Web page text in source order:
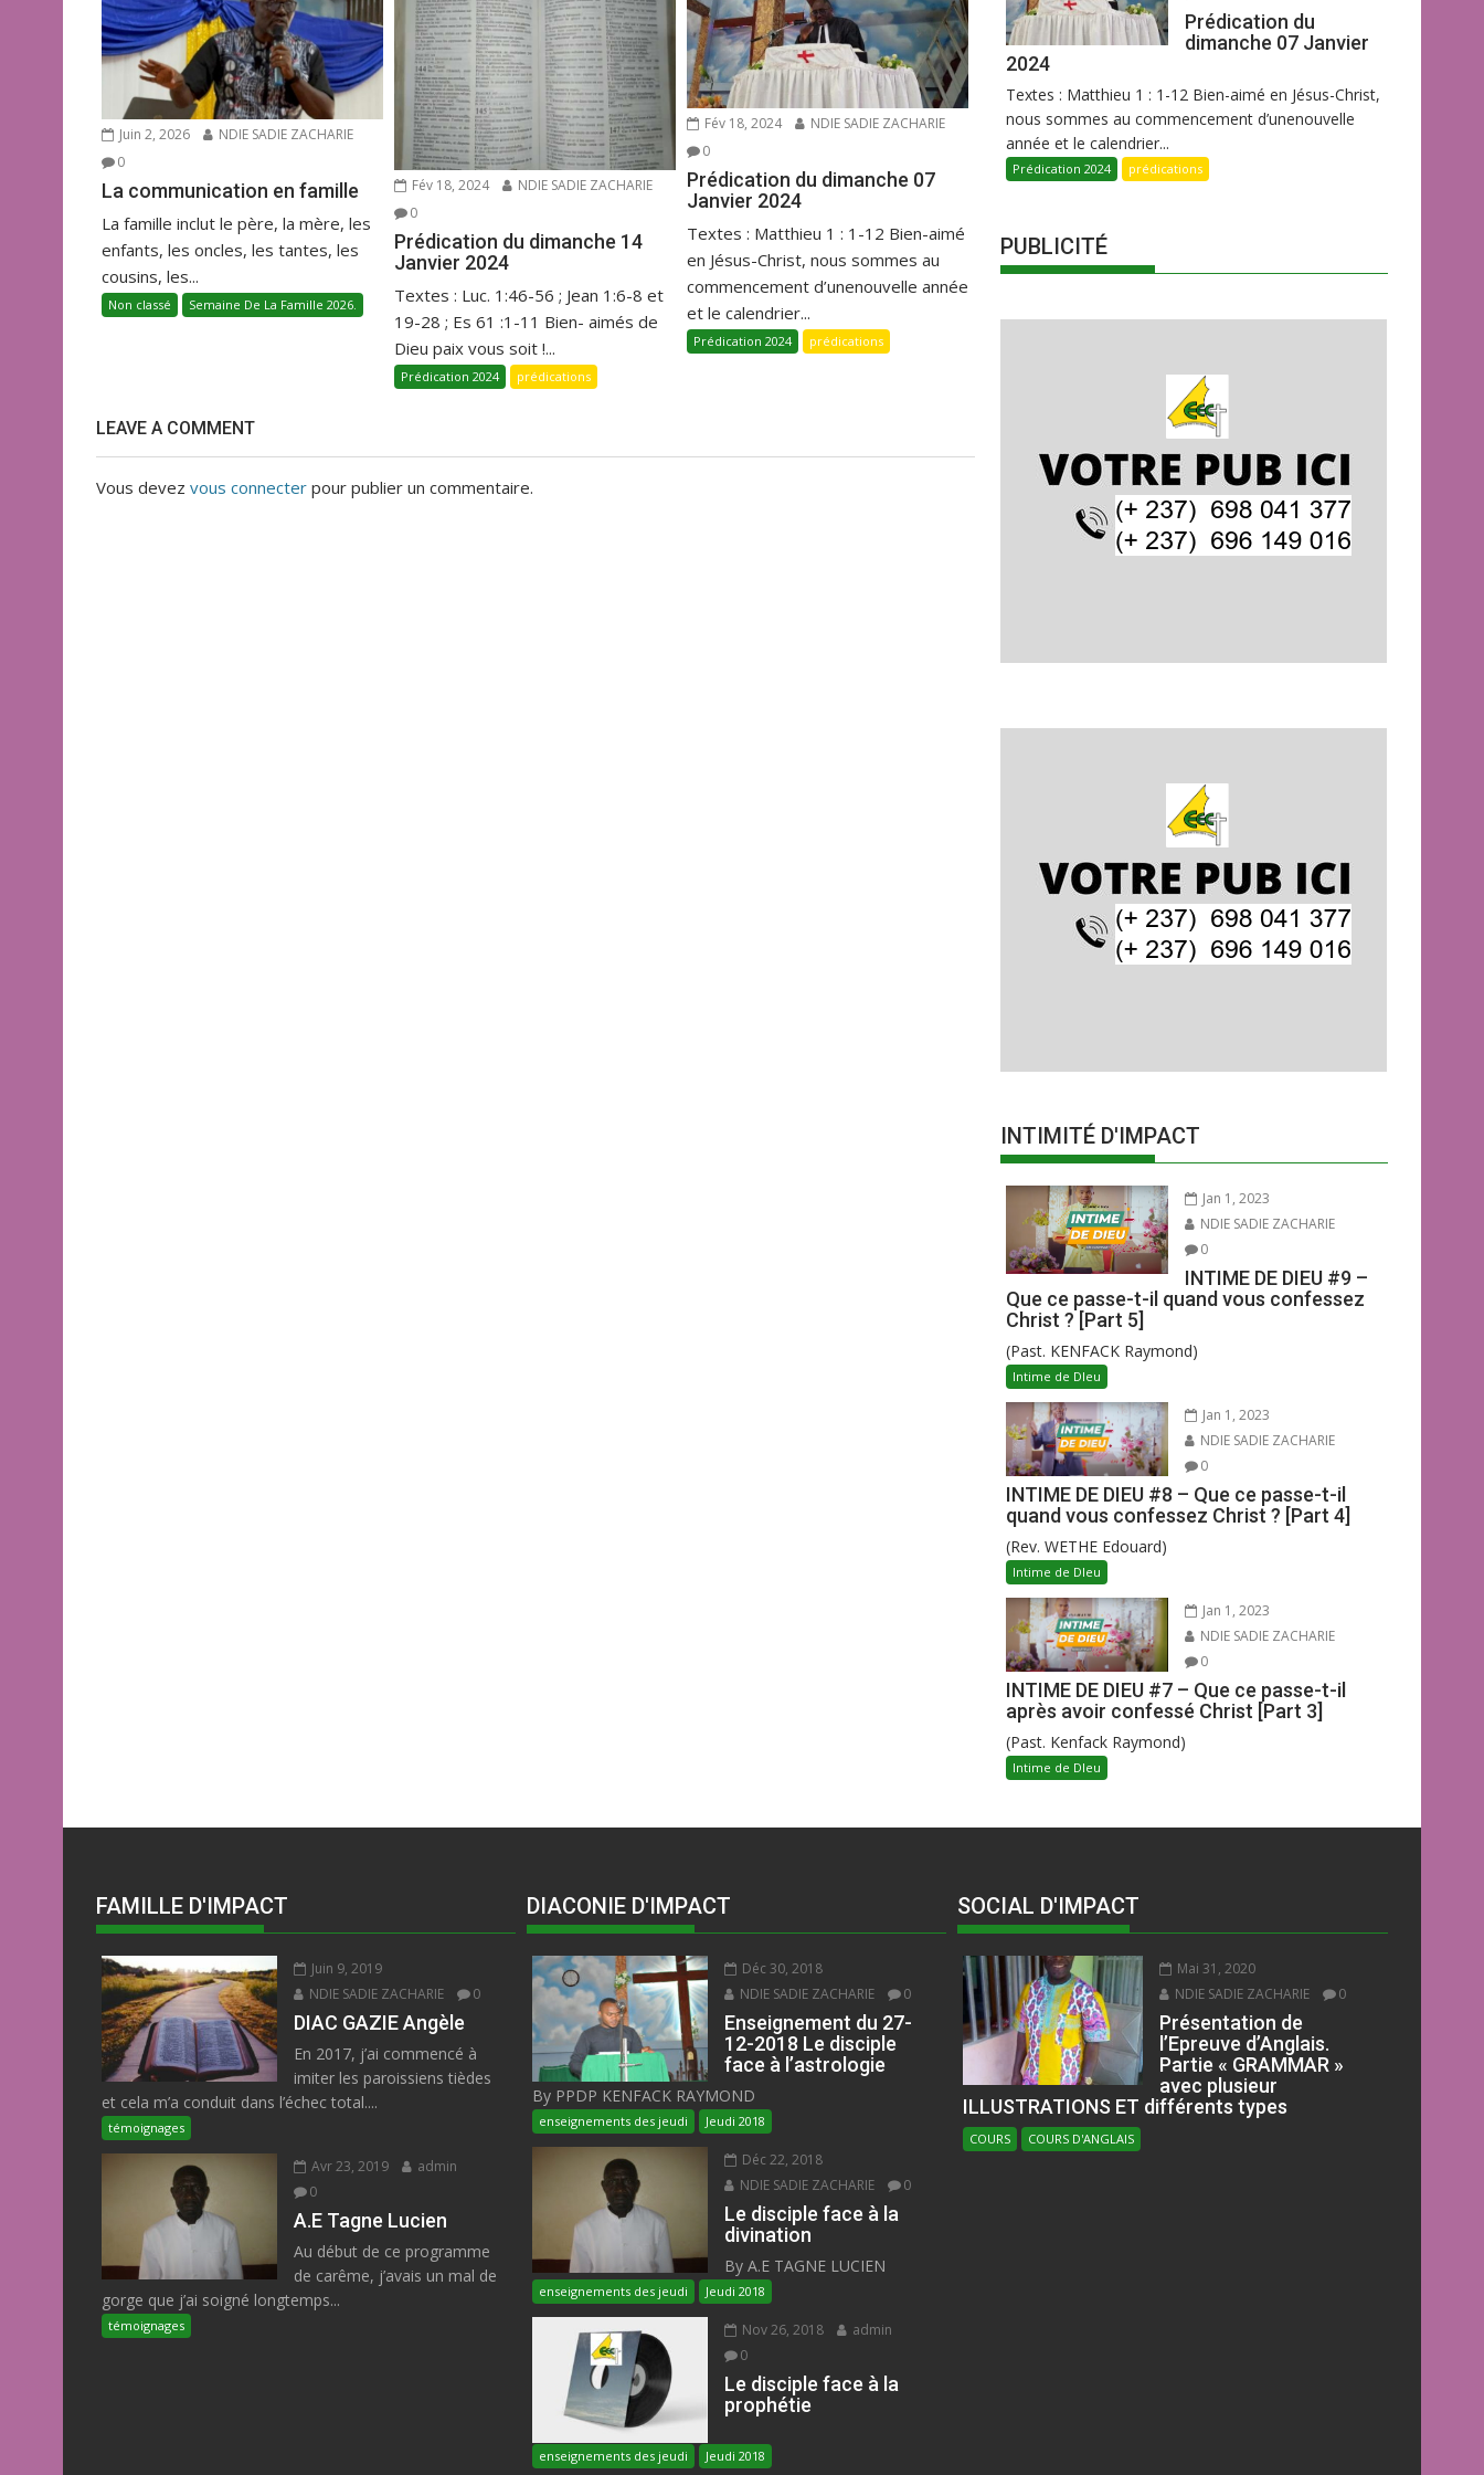
Juin 2, 2026
NDIE SADIE ZACHARIE
0
La communication en famille
La famille inclut le père, la mère, les
enfants, les oncles, les tantes, les
cousins, les...
Non classé Semaine De La Famille 2026.
Fév 18, 2024
NDIE SADIE ZACHARIE
0
Prédication du dimanche 14
Janvier 2024
Textes : Luc. 1:46-56 ; Jean 1:6-8 et
19-28 ; Es 61 :1-11 Bien- aimés de
Dieu paix vous soit !...
Prédication 2024 prédications
Fév 18, 2024
NDIE SADIE ZACHARIE
0
Prédication du dimanche 07
Janvier 2024
Textes : Matthieu 1 : 1-12 Bien-aimé
en Jésus-Christ, nous sommes au
commencement d’unenouvelle année
et le calendrier...
Prédication 2024 prédications
LEAVE A COMMENT
Vous devez vous connecter pour publier un commentaire.
Prédication du
dimanche 07 Janvier
2024
Textes : Matthieu 1 : 1-12 Bien-aimé en Jésus-Christ,
nous sommes au commencement d’unenouvelle
année et le calendrier...
Prédication 2024 prédications
PUBLICITÉ
INTIMITÉ D'IMPACT
Jan 1, 2023
NDIE SADIE ZACHARIE
0
INTIME DE DIEU #9 –
Que ce passe-t-il quand vous confessez
Christ ? [Part 5]
(Past. KENFACK Raymond)
Intime de DIeu
Jan 1, 2023
NDIE SADIE ZACHARIE
0
INTIME DE DIEU #8 – Que ce passe-t-il
quand vous confessez Christ ? [Part 4]
(Rev. WETHE Edouard)
Intime de DIeu
Jan 1, 2023
NDIE SADIE ZACHARIE
0
INTIME DE DIEU #7 – Que ce passe-t-il
après avoir confessé Christ [Part 3]
(Past. Kenfack Raymond)
Intime de DIeu
FAMILLE D'IMPACT
Juin 9, 2019
NDIE SADIE ZACHARIE
0
DIAC GAZIE Angèle
En 2017, j’ai commencé à
imiter les paroissiens tièdes
et cela m’a conduit dans l’échec total....
témoignages
Avr 23, 2019
admin
0
A.E Tagne Lucien
Au début de ce programme
de carême, j’avais un mal de
gorge que j’ai soigné longtemps...
témoignages
DIACONIE D'IMPACT
Déc 30, 2018
NDIE SADIE ZACHARIE
0
Enseignement du 27-
12-2018 Le disciple
face à l’astrologie
By PPDP KENFACK RAYMOND
enseignements des jeudi Jeudi 2018
Déc 22, 2018
NDIE SADIE ZACHARIE
0
Le disciple face à la
divination
By A.E TAGNE LUCIEN
enseignements des jeudi Jeudi 2018
Nov 26, 2018
admin
0
Le disciple face à la
prophétie
enseignements des jeudi Jeudi 2018
SOCIAL D'IMPACT
Mai 31, 2020
NDIE SADIE ZACHARIE
0
Présentation de
l’Epreuve d’Anglais.
Partie « GRAMMAR »
avec plusieur
ILLUSTRATIONS ET différents types
COURS COURS D'ANGLAIS